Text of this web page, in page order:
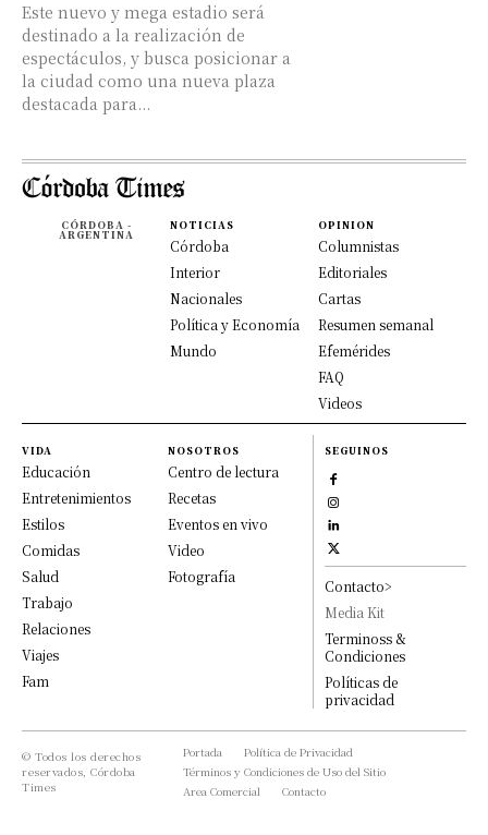
Este nuevo y mega estadio será
destinado a la realización de
espectáculos, y busca posicionar a
la ciudad como una nueva plaza
destacada para...
CÓRDOBA -
ARGENTINA
NOTICIAS
Córdoba
Interior
Nacionales
Política y Economía
Mundo
OPINION
Columnistas
Editoriales
Cartas
Resumen semanal
Efemérides
FAQ
Videos
VIDA
Educación
Entretenimientos
Estilos
Comidas
Salud
Trabajo
Relaciones
Viajes
Fam
NOSOTROS
Centro de lectura
Recetas
Eventos en vivo
Video
Fotografía
SEGUINOS
Contacto>
Media Kit
Terminoss &
Condiciones
Políticas de
privacidad
© Todos los derechos
reservados, Córdoba
Times
Portada
Política de Privacidad
Términos y Condiciones de Uso del Sitio
Area Comercial
Contacto